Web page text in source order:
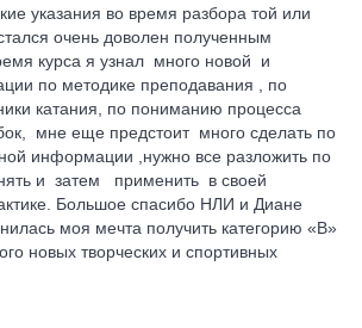
указания во время разбора той или
очень доволен полученным
курса я узнал много новой и
по методике преподавания , по
катания, по пониманию процесса
мне еще предстоит много сделать по
информации ,нужно все разложить по
и затем применить в своей
Большое спасибо НЛИ и Диане
моя мечта получить категорию «В»
новых творческих и спортивных